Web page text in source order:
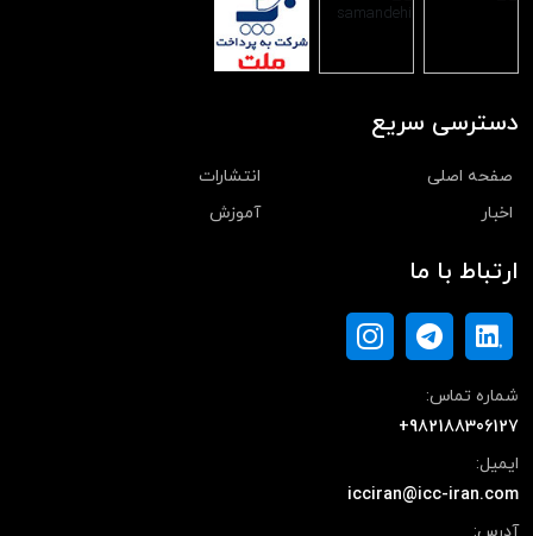
دسترسی سریع
صفحه اصلی
انتشارات
اخبار
آموزش
ارتباط با ما
شماره تماس:
+982188306127
ایمیل:
icciran@icc-iran.com